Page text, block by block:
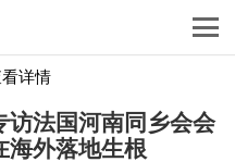
详情
访法国河南同乡会会
海外落地生根